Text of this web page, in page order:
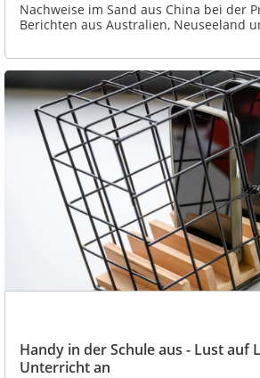
Nachweise im Sand aus China bei der
Berichten aus Australien, Neuseeland
Handy in der Schule aus - Lust auf
Unterricht an